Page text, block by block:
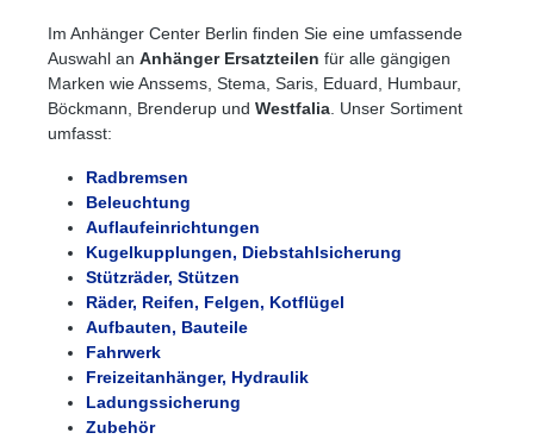
Im Anhänger Center Berlin finden Sie eine umfassende
Auswahl an Anhänger Ersatzteilen für alle gängigen
Marken wie Anssems, Stema, Saris, Eduard, Humbaur,
Böckmann, Brenderup und Westfalia. Unser Sortiment
umfasst:
Radbremsen
Beleuchtung
Auflaufeinrichtungen
Kugelkupplungen, Diebstahlsicherung
Stützräder, Stützen
Räder, Reifen, Felgen, Kotflügel
Aufbauten, Bauteile
Fahrwerk
Freizeitanhänger, Hydraulik
Ladungssicherung
Zubehör